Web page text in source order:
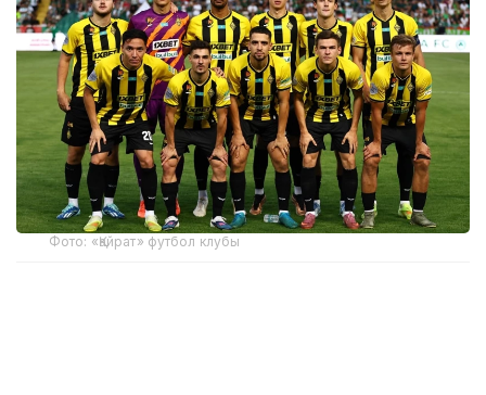
Фото: «Қайрат» футбол клубы